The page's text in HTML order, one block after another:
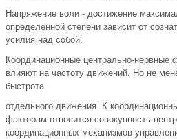
Напряжение воли - достижение
определенной степени зависит от
усилия над собой.
Координационные центрально-нервные
влияют на частоту движений. Но не
быстрота
отдельного движения. К
факторам относится совокупность
координационных механизмов